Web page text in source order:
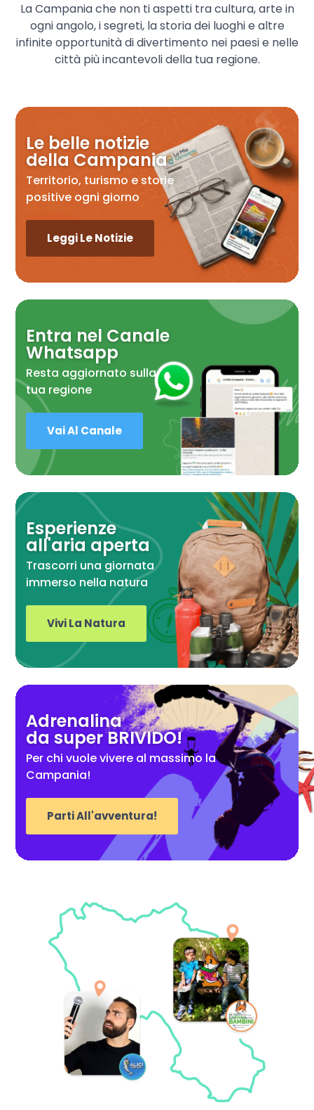
La Campania che non ti aspetti tra cultura, arte in
ogni angolo, i segreti, la storia dei luoghi e altre
infinite opportunità di divertimento nei paesi e nelle
città più incantevoli della tua regione.
Le belle notizie
della Campania
Territorio, turismo e storie
positive ogni giorno
Leggi Le Notizie
Entra nel Canale
Whatsapp
Resta aggiornato sulla
tua regione
Vai Al Canale
Esperienze
all'aria aperta
Trascorri una giornata
immerso nella natura
Vivi La Natura
Adrenalina
da super BRIVIDO!
Per chi vuole vivere al massimo la
Campania!
Parti All'avventura!